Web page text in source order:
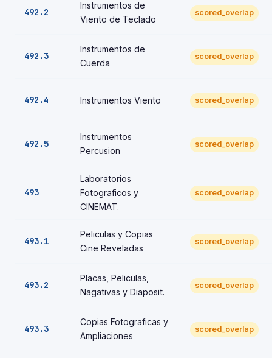
492.2
Instrumentos de
Viento de Teclado
scored_overlap
492.3
Instrumentos de
Cuerda
scored_overlap
492.4 Instrumentos Viento scored_overlap
492.5
Instrumentos
Percusion
scored_overlap
493
Laboratorios
Fotograficos y
CINEMAT.
scored_overlap
493.1
Peliculas y Copias
Cine Reveladas
scored_overlap
493.2
Placas, Peliculas,
Nagativas y Diaposit.
scored_overlap
493.3
Copias Fotograficas y
Ampliaciones
scored_overlap